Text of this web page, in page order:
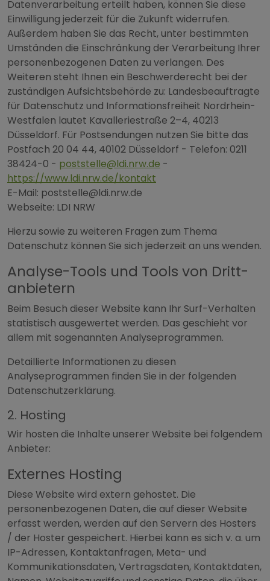
Datenverarbeitung erteilt haben, können Sie diese
Einwilligung jederzeit für die Zukunft widerrufen.
Außerdem haben Sie das Recht, unter bestimmten
Umständen die Einschränkung der Verarbeitung Ihrer
personenbezogenen Daten zu verlangen. Des
Weiteren steht Ihnen ein Beschwerderecht bei der
zuständigen Aufsichtsbehörde zu: Landesbeauftragte
für Datenschutz und Informationsfreiheit Nordrhein-
Westfalen lautet Kavalleriestraße 2–4, 40213
Düsseldorf. Für Postsendungen nutzen Sie bitte das
Postfach 20 04 44, 40102 Düsseldorf - Telefon: 0211
38424-0 - poststelle@ldi.nrw.de -
https://www.ldi.nrw.de/kontakt
E-Mail: poststelle@ldi.nrw.de
Webseite: LDI NRW
Hierzu sowie zu weiteren Fragen zum Thema
Datenschutz können Sie sich jederzeit an uns wenden.
Analyse-Tools und Tools von Dritt­
anbietern
Beim Besuch dieser Website kann Ihr Surf-Verhalten
statistisch ausgewertet werden. Das geschieht vor
allem mit sogenannten Analyseprogrammen.
Detaillierte Informationen zu diesen
Analyseprogrammen finden Sie in der folgenden
Datenschutzerklärung.
2. Hosting
Wir hosten die Inhalte unserer Website bei folgendem
Anbieter:
Externes Hosting
Diese Website wird extern gehostet. Die
personenbezogenen Daten, die auf dieser Website
erfasst werden, werden auf den Servern des Hosters
/ der Hoster gespeichert. Hierbei kann es sich v. a. um
IP-Adressen, Kontaktanfragen, Meta- und
Kommunikationsdaten, Vertragsdaten, Kontaktdaten,